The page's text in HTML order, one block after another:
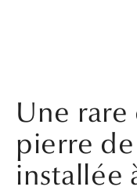
Une
pierre de
installée